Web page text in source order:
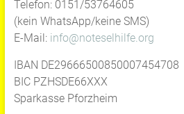
Telefon: 0151/53764605
(kein WhatsApp/keine SMS)
E-Mail: info@noteselhilfe.org
IBAN DE29666500850007454708
BIC PZHSDE66XXX
Sparkasse Pforzheim